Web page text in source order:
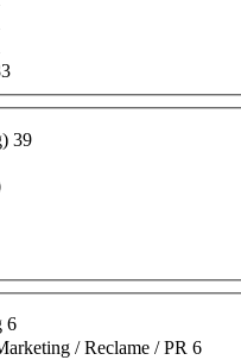
39
6
/ Reclame / PR 6